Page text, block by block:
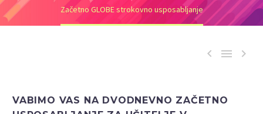
Začetno GLOBE strokovno usposabljanje
  
VABIMO VAS NA DVODNEVNO ZAČETNO